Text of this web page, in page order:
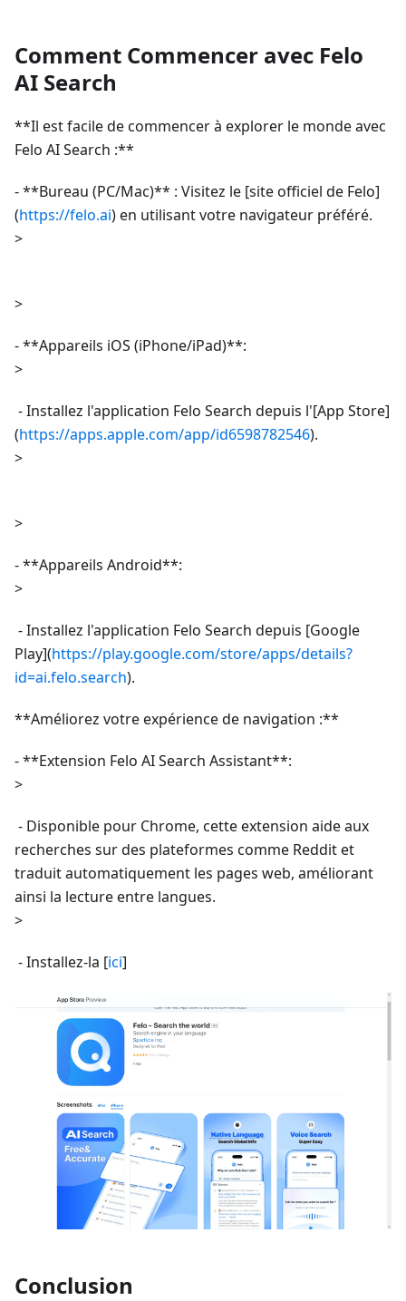
Comment Commencer avec Felo
AI Search
**Il est facile de commencer à explorer le monde avec
Felo AI Search :**
- **Bureau (PC/Mac)** : Visitez le [site officiel de Felo]
(https://felo.ai) en utilisant votre navigateur préféré.
>
>
- **Appareils iOS (iPhone/iPad)**:
>
- Installez l'application Felo Search depuis l'[App Store]
(https://apps.apple.com/app/id6598782546).
>
>
- **Appareils Android**:
>
- Installez l'application Felo Search depuis [Google
Play](https://play.google.com/store/apps/details?
id=ai.felo.search).
**Améliorez votre expérience de navigation :**
- **Extension Felo AI Search Assistant**:
>
- Disponible pour Chrome, cette extension aide aux
recherches sur des plateformes comme Reddit et
traduit automatiquement les pages web, améliorant
ainsi la lecture entre langues.
>
- Installez-la [ici]
Conclusion